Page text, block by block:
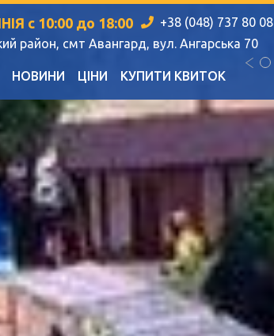
с 10:00 до 18:00
+38 (048) 737 80 08
район, смт Авангард, вул. Ангарська 70
НОВИНИ ЦІНИ КУПИТИ КВИТОК